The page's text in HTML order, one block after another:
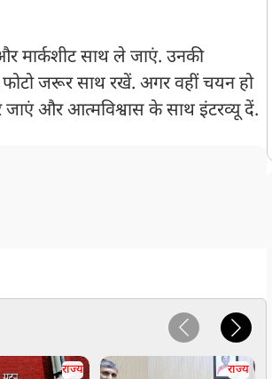
मार्कशीट साथ ले जाएं. उनकी
फोटो जरूर साथ रखें. अगर वहीं चयन हो
और आत्मविश्वास के साथ इंटरव्यू दें.
राज्य राज्य